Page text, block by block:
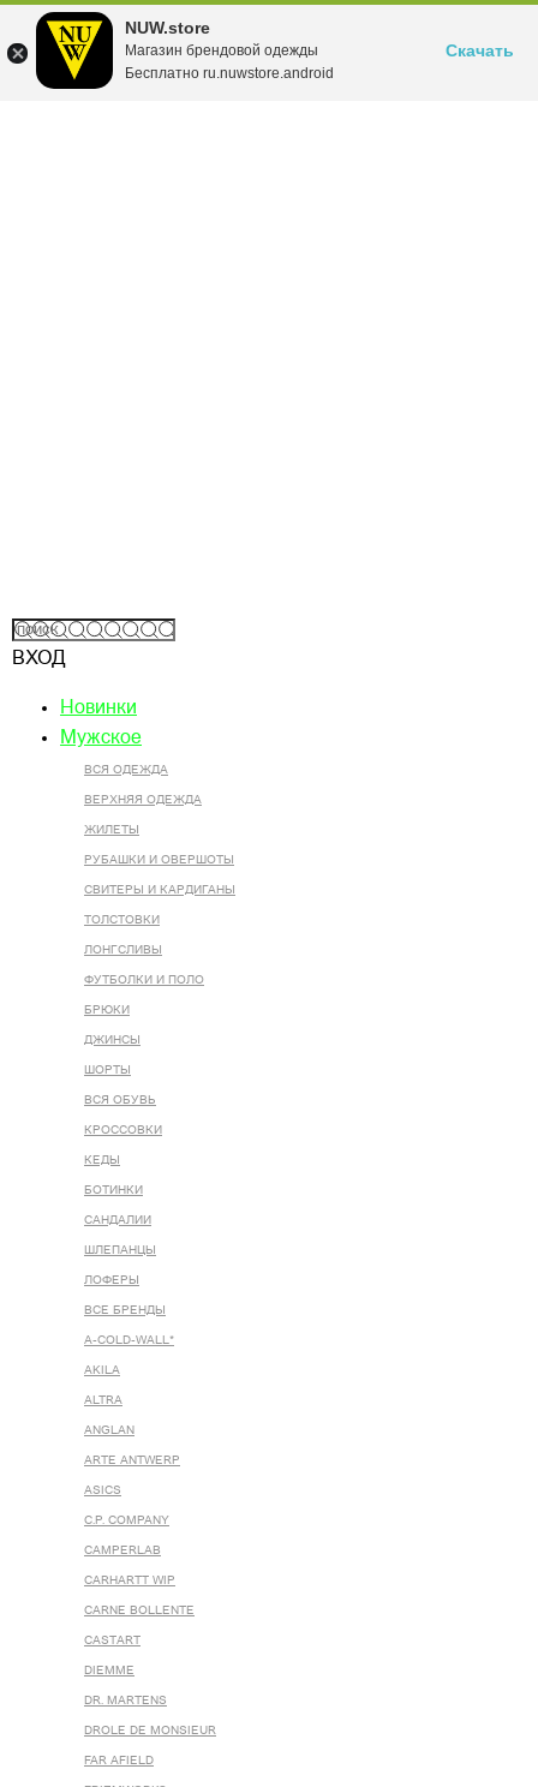
NUW.store
Магазин брендовой одежды
Бесплатно ru.nuwstore.android
Скачать
ВХОД
Новинки
Мужское
ВСЯ ОДЕЖДА
ВЕРХНЯЯ ОДЕЖДА
ЖИЛЕТЫ
РУБАШКИ И ОВЕРШОТЫ
СВИТЕРЫ И КАРДИГАНЫ
ТОЛСТОВКИ
ЛОНГСЛИВЫ
ФУТБОЛКИ И ПОЛО
БРЮКИ
ДЖИНСЫ
ШОРТЫ
ВСЯ ОБУВЬ
КРОССОВКИ
КЕДЫ
БОТИНКИ
САНДАЛИИ
ШЛЕПАНЦЫ
ЛОФЕРЫ
ВСЕ БРЕНДЫ
A-COLD-WALL*
AKILA
ALTRA
ANGLAN
ARTE ANTWERP
ASICS
C.P. COMPANY
CAMPERLAB
CARHARTT WIP
CARNE BOLLENTE
CASTART
DIEMME
DR. MARTENS
DROLE DE MONSIEUR
FAR AFIELD